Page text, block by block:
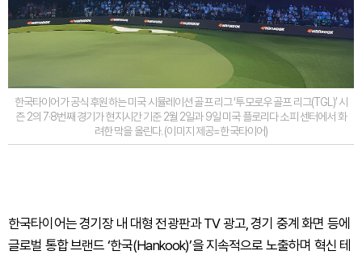
한국타이어가 공식 후원하는 미국 시뮬레이션 골프 리그 ‘투모로우 골프 리그(TGL)’ 시
즌 2의 7·8번째 경기가 현지시간 기준 2월 2일과 9일 미국 플로리다 소피 센터에서 화
려한 막을 올린다. (이미지 제공=한국타이어)
한국타이어는 경기장 내 대형 전광판과 TV 광고, 경기 중계 화면 등에
글로벌 통합 브랜드 ‘한국(Hankook)’을 지속적으로 노출하며 혁신 테